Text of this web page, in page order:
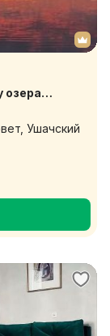
Ушачский